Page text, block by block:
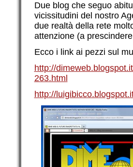
Due blog che seguo
vicissitudini del nostro
due realtà della rete
attenzione (a
Ecco i link ai pezzi sul
http://
263.html
http://